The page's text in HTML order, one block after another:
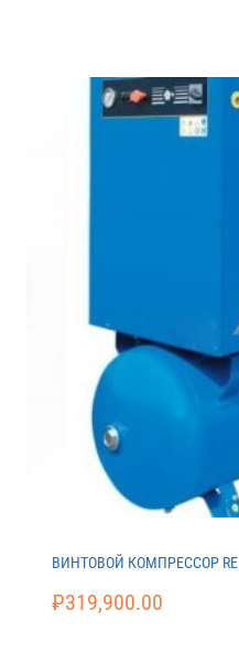
ВИНТОВОЙ КОМПРЕССОР
₽319,900.00